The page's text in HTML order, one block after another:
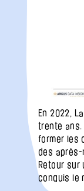
En 2022,
trente ans.
former les
des après-
Retour sur
conquis le